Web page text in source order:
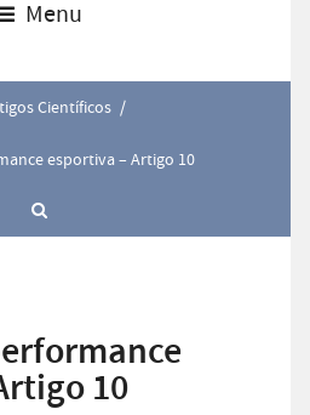
Menu
Científicos /
esportiva – Artigo 10
10